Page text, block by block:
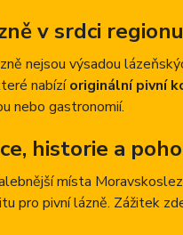
v srdci regionu
nejsou výsadou
nabízíoriginální pivní
nebo gastronomií.
historie a
místa
pro pivní lázně. Zážitek